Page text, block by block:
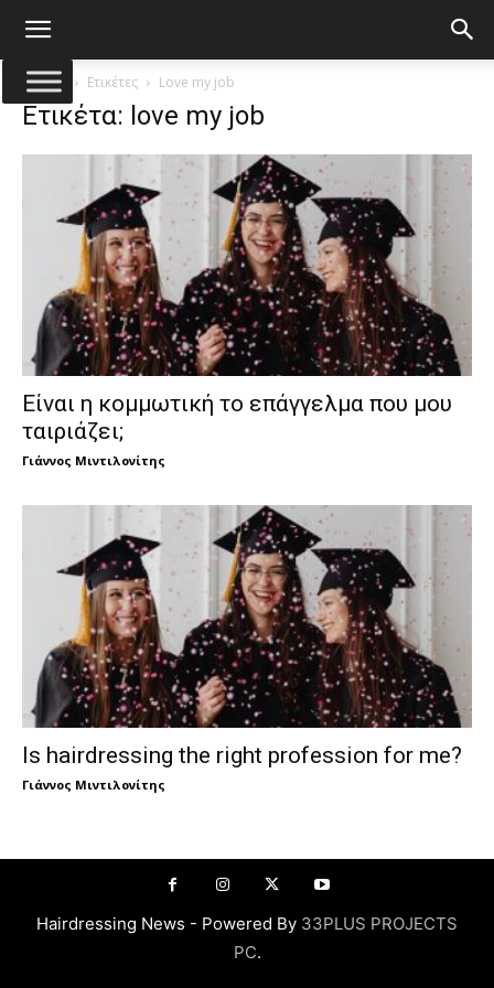
Αρχική Ετικέτες Love my job
Ετικέτα: love my job
Είναι η κομμωτική το επάγγελμα που μου
ταιριάζει;
Γιάννος Μιντιλονίτης
Is hairdressing the right profession for me?
Γιάννος Μιντιλονίτης
Hairdressing News - Powered By 33PLUS PROJECTS
PC.